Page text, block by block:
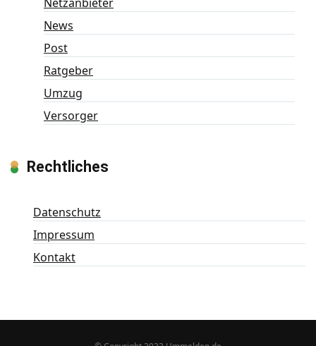
News
Post
Ratgeber
Umzug
Versorger
Rechtliches
Datenschutz
Impressum
Kontakt